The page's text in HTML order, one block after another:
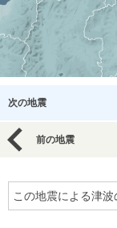
次の地震
前の地震
この地震による津波